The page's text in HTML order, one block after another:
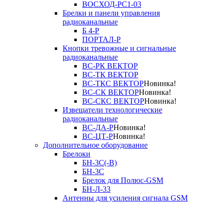
ВОСХОД-РС1-03
Брелки и панели управления
радиоканальные
Б 4-Р
ПОРТАЛ-Р
Кнопки тревожные и сигнальные
радиоканальные
ВС-РК ВЕКТОР
ВС-ТК ВЕКТОР
ВС-ТКС ВЕКТОРНовинка!
ВС-СК ВЕКТОРНовинка!
ВС-СКС ВЕКТОРНовинка!
Извещатели технологические
радиоканальные
ВС-ДА-РНовинка!
ВС-ЦТ-РНовинка!
Дополнительное оборудование
Брелоки
БН-3С(-В)
БН-3С
Брелок для Полюс-GSM
БН-Л-33
Антенны для усиления сигнала GSM